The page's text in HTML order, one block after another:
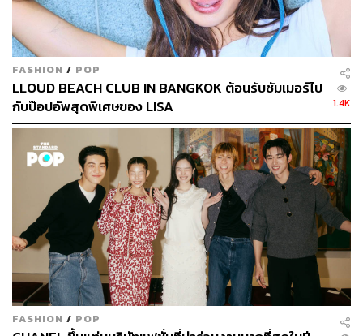
FASHION / POP
LLOUD BEACH CLUB IN BANGKOK ต้อนรับซัมเมอร์ไป
กับป๊อปอัพสุดพิเศษของ LISA
1.4K
FASHION / POP